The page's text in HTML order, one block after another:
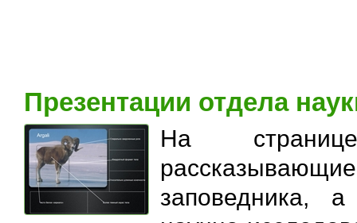
Презентации отдела
На
заповедника,